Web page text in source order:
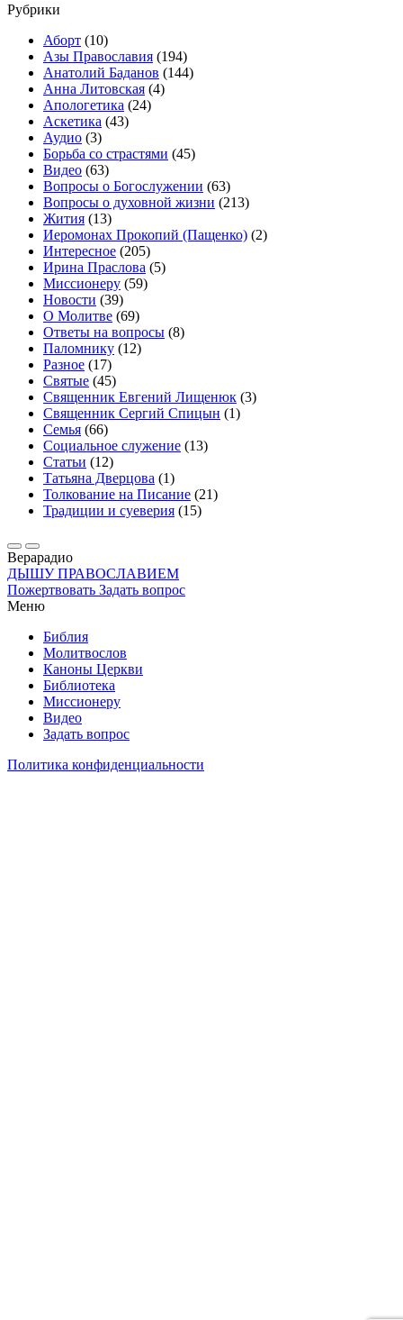
Рубрики
Аборт (10)
Азы Православия (194)
Анатолий Баданов (144)
Анна Литовская (4)
Апологетика (24)
Аскетика (43)
Аудио (3)
Борьба со страстями (45)
Видео (63)
Вопросы о Богослужении (63)
Вопросы о духовной жизни (213)
Жития (13)
Иеромонах Прокопий (Пащенко) (2)
Интересное (205)
Ирина Праслова (5)
Миссионеру (59)
Новости (39)
О Молитве (69)
Ответы на вопросы (8)
Паломнику (12)
Разное (17)
Святые (45)
Священник Евгений Лищенюк (3)
Священник Сергий Спицын (1)
Семья (66)
Социальное служение (13)
Статьи (12)
Татьяна Дверцова (1)
Толкование на Писание (21)
Традиции и суеверия (15)
Верарадио
ДЫШУ ПРАВОСЛАВИЕМ
Пожертвовать Задать вопрос
Меню
Библия
Молитвослов
Каноны Церкви
Библиотека
Миссионеру
Видео
Задать вопрос
Политика конфиденциальности